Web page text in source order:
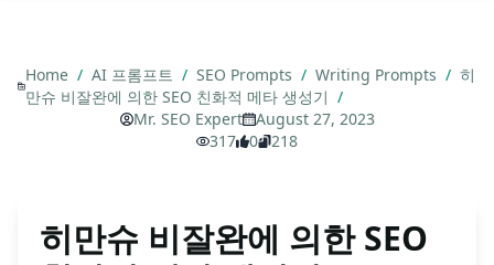
Home / AI 프롬프트 / SEO Prompts / Writing Prompts / 히
만슈 비잘완에 의한 SEO 친화적 메타 생성기 /
Mr. SEO Expert
August 27, 2023
317
0 218
히만슈 비잘완에 의한 SEO